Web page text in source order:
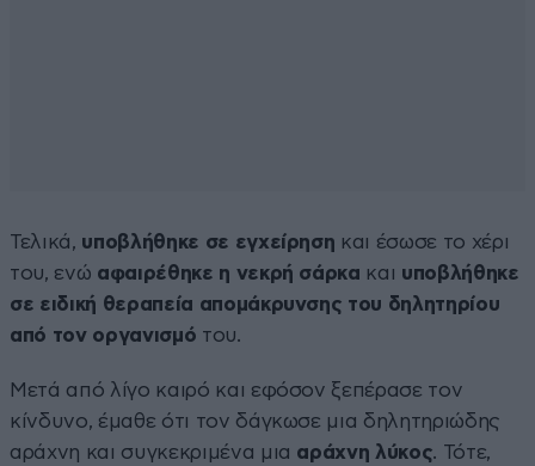
Τελικά, υποβλήθηκε σε εγχείρηση και έσωσε το χέρι
του, ενώ αφαιρέθηκε η νεκρή σάρκα και υποβλήθηκε
σε ειδική θεραπεία απομάκρυνσης του δηλητηρίου
από τον οργανισμό του.
Μετά από λίγο καιρό και εφόσον ξεπέρασε τον
κίνδυνο, έμαθε ότι τον δάγκωσε μια δηλητηριώδης
αράχνη και συγκεκριμένα μια αράχνη λύκος. Τότε,